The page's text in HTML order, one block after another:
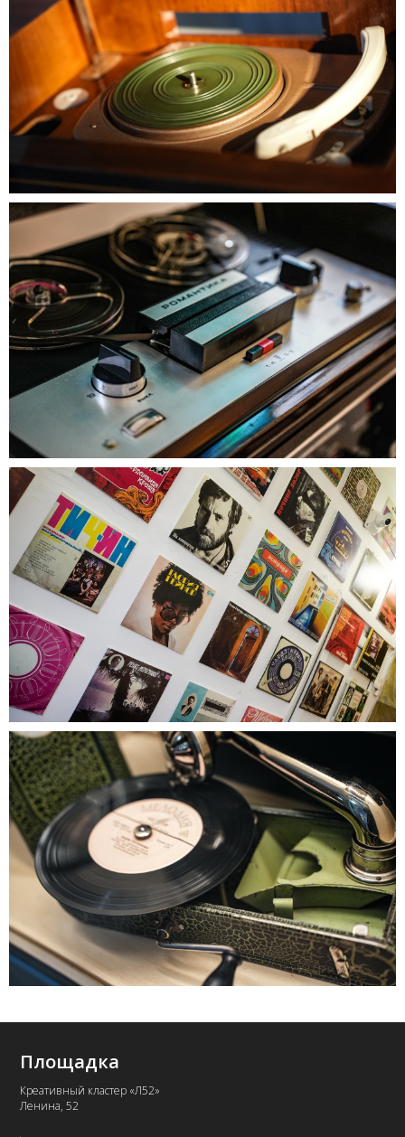
Площадка
Креативный кластер «Л52»
Ленина, 52